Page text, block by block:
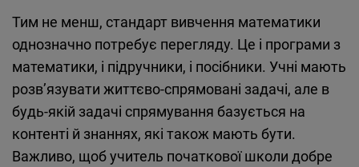
Тим не менш, стандарт вивчення математики
однозначно потребує перегляду. Це і програми з
математики, і підручники, і посібники. Учні мають
розв’язувати життєво-спрямовані задачі, але в
будь-якій задачі спрямування базується на
контенті й знаннях, які також мають бути.
Важливо, щоб учитель початкової школи добре